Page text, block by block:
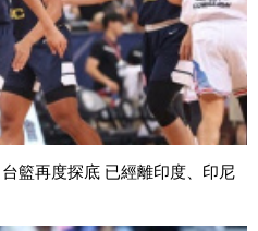
籃再度探底 已經離印度、印尼